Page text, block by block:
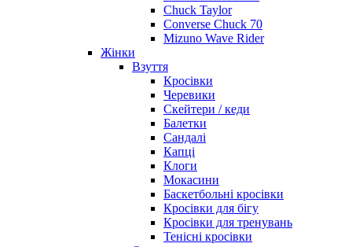
Chuck Taylor
Converse Chuck 70
Mizuno Wave Rider
Жінки
Взуття
Кросівки
Черевики
Скейтери / кеди
Балетки
Сандалі
Капці
Клоги
Мокасини
Баскетбольні кросівки
Кросівки для бігу
Кросівки для тренувань
Тенісні кросівки